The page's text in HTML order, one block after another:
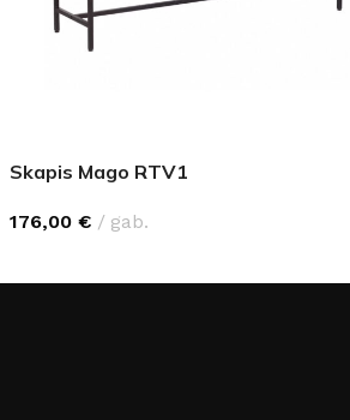
Skapis Mago RTV1
176,00 €
gab.